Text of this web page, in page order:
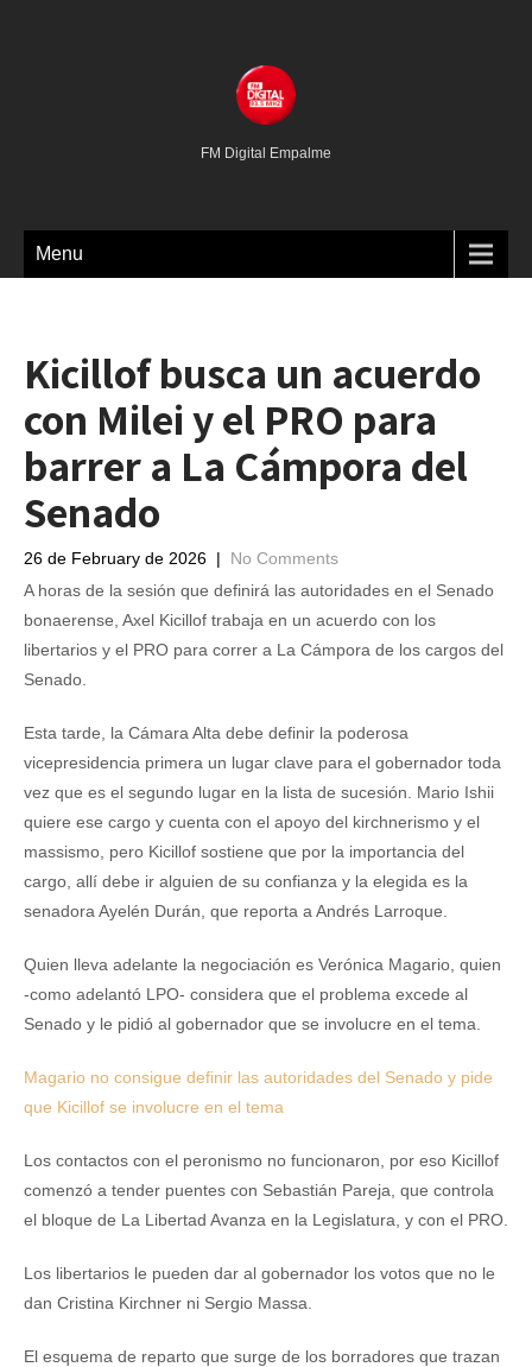
FM Digital Empalme
Menu
Kicillof busca un acuerdo
con Milei y el PRO para
barrer a La Cámpora del
Senado
26 de February de 2026 | No Comments
A horas de la sesión que definirá las autoridades en el Senado
bonaerense, Axel Kicillof trabaja en un acuerdo con los
libertarios y el PRO para correr a La Cámpora de los cargos del
Senado.
Esta tarde, la Cámara Alta debe definir la poderosa
vicepresidencia primera un lugar clave para el gobernador toda
vez que es el segundo lugar en la lista de sucesión. Mario Ishii
quiere ese cargo y cuenta con el apoyo del kirchnerismo y el
massismo, pero Kicillof sostiene que por la importancia del
cargo, allí debe ir alguien de su confianza y la elegida es la
senadora Ayelén Durán, que reporta a Andrés Larroque.
Quien lleva adelante la negociación es Verónica Magario, quien
-como adelantó LPO- considera que el problema excede al
Senado y le pidió al gobernador que se involucre en el tema.
Magario no consigue definir las autoridades del Senado y pide
que Kicillof se involucre en el tema
Los contactos con el peronismo no funcionaron, por eso Kicillof
comenzó a tender puentes con Sebastián Pareja, que controla
el bloque de La Libertad Avanza en la Legislatura, y con el PRO.
Los libertarios le pueden dar al gobernador los votos que no le
dan Cristina Kirchner ni Sergio Massa.
El esquema de reparto que surge de los borradores que trazan